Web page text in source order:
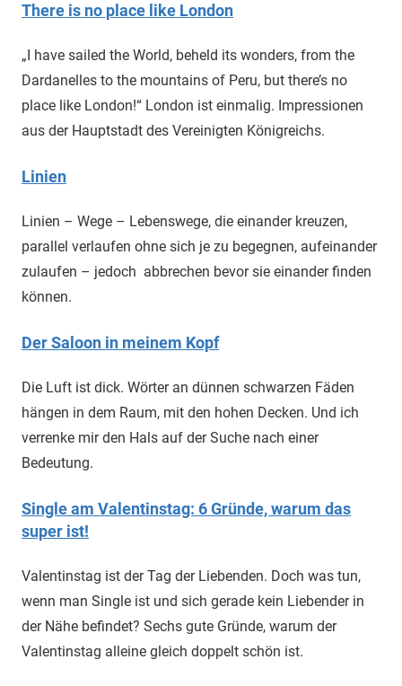
There is no place like London
„I have sailed the World, beheld its wonders, from the
Dardanelles to the mountains of Peru, but there’s no
place like London!“ London ist einmalig. Impressionen
aus der Hauptstadt des Vereinigten Königreichs.
Linien
Linien – Wege – Lebenswege, die einander kreuzen,
parallel verlaufen ohne sich je zu begegnen, aufeinander
zulaufen – jedoch abbrechen bevor sie einander finden
können.
Der Saloon in meinem Kopf
Die Luft ist dick. Wörter an dünnen schwarzen Fäden
hängen in dem Raum, mit den hohen Decken. Und ich
verrenke mir den Hals auf der Suche nach einer
Bedeutung.
Single am Valentinstag: 6 Gründe, warum das
super ist!
Valentinstag ist der Tag der Liebenden. Doch was tun,
wenn man Single ist und sich gerade kein Liebender in
der Nähe befindet? Sechs gute Gründe, warum der
Valentinstag alleine gleich doppelt schön ist.